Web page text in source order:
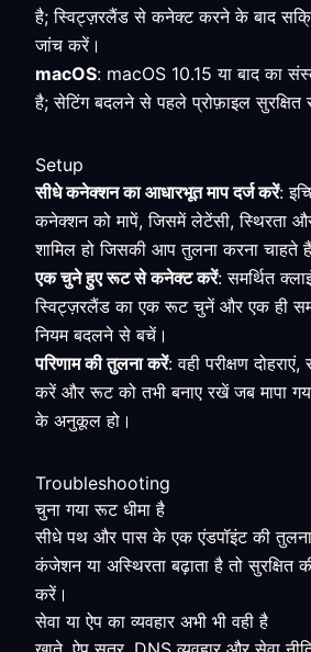
है; स्विट्ज़रलैंड से कनेक्ट करने के बाद
जांच करें।
macOS: macOS 10.15 या बाद का
है; सेटिंग बदलने से पहले प्रोफ़ाइल
Setup
सीधे कनेक्शन का आधारभूत माप दर्ज करें:
कनेक्शन को मापें, जिसमें लेटेंसी, स्थिरता
शामिल हो जिसकी आप तुलना करना चाहते
एक चुने हुए रूट से कनेक्ट करें: समर्थित
स्विट्ज़रलैंड का एक रूट चुनें और एक ही
नियम बदलने से बचें।
परिणाम की तुलना करें: वही परीक्षण दोहराएं,
करें और रूट को तभी बनाए रखें जब मापा गया
के अनुकूल हो।
Troubleshooting
चुना गया रूट धीमा है
सीधे पथ और पास के एक एंडपॉइंट की
कंजेशन या अस्थिरता बढ़ाता है तो सुरक्षित
करें।
सेवा या ऐप का व्यवहार अभी भी वही है